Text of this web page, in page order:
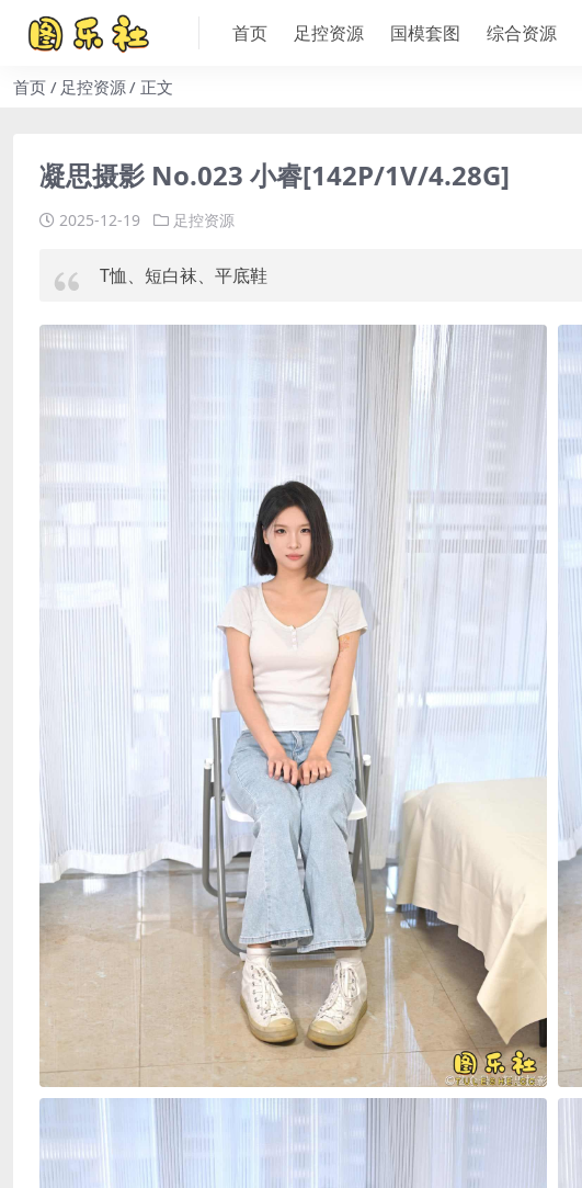
首页 足控资源 国模套图 综合资源
首页 足控资源 正文
凝思摄影 No.023 小睿[142P/1V/4.28G]
2025-12-19 足控资源
T恤、短白袜、平底鞋